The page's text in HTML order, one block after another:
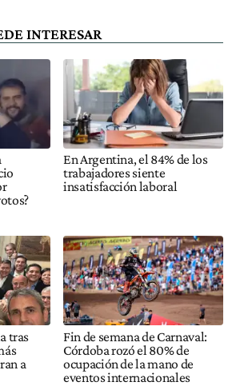
INTERESAR
En Argentina, el 84% de los
trabajadores siente
insatisfacción laboral
tras
a
Fin de semana de Carnaval:
Córdoba rozó el 80% de
ocupación de la mano de
eventos internacionales